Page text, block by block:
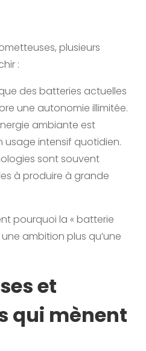
plusieurs
:
des batteries actuelles
une autonomie illimitée.
ambiante est
usage intensif quotidien.
sont souvent
à produire à grande
pourquoi la « batterie
ambition plus qu’une
et
qui mènent